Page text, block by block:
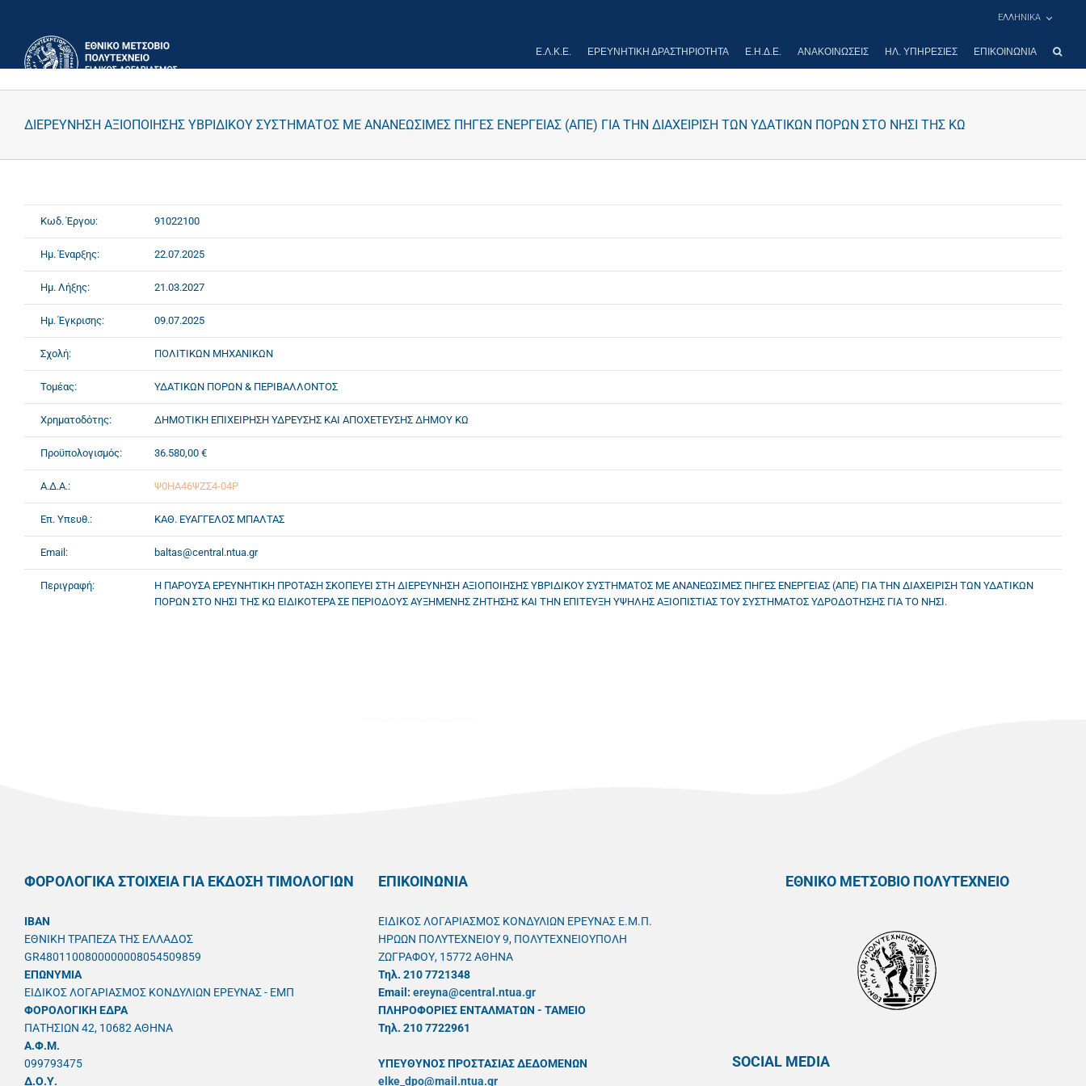
περιεχόμενο
ΕΛΛΗΝΙΚΑ
Ε.Λ.Κ.Ε. ΕΡΕΥΝΗΤΙΚΉ ΔΡΑΣΤΗΡΙΌΤΗΤΑ Ε.Η.Δ.Ε. ΑΝΑΚΟΙΝΏΣΕΙΣ ΗΛ. ΥΠΗΡΕΣΊΕΣ ΕΠΙΚΟΙΝΩΝΊΑ
ΔΙΕΡΕΥΝΗΣΗ ΑΞΙΟΠΟΙΗΣΗΣ ΥΒΡΙΔΙΚΟΥ ΣΥΣΤΗΜΑΤΟΣ ΜΕ ΑΝΑΝΕΩΣΙΜΕΣ ΠΗΓΕΣ ΕΝΕΡΓΕΙΑΣ (ΑΠΕ) ΓΙΑ ΤΗΝ ΔΙΑΧΕΙΡΙΣΗ ΤΩΝ ΥΔΑΤΙΚΩΝ ΠΟΡΩΝ ΣΤΟ ΝΗΣΙ ΤΗΣ ΚΩ
Κωδ. Έργου: 91022100
Ημ. Έναρξης: 22.07.2025
Ημ. Λήξης: 21.03.2027
Ημ. Έγκρισης: 09.07.2025
Σχολή: ΠΟΛΙΤΙΚΩΝ ΜΗΧΑΝΙΚΩΝ
Τομέας: ΥΔΑΤΙΚΩΝ ΠΟΡΩΝ & ΠΕΡΙΒΑΛΛΟΝΤΟΣ
Χρηματοδότης: ΔΗΜΟΤΙΚΗ ΕΠΙΧΕΙΡΗΣΗ ΥΔΡΕΥΣΗΣ ΚΑΙ ΑΠΟΧΕΤΕΥΣΗΣ ΔΗΜΟΥ ΚΩ
Προϋπολογισμός: 36.580,00 €
Α.Δ.Α.: Ψ0ΗΑ46ΨΖΣ4-04Ρ
Επ. Υπευθ.: ΚΑΘ. ΕΥΑΓΓΕΛΟΣ ΜΠΑΛΤΑΣ
Email: baltas@central.ntua.gr
Περιγραφή:
Η ΠΑΡΟΥΣΑ ΕΡΕΥΝΗΤΙΚΗ ΠΡΟΤΑΣΗ ΣΚΟΠΕΥΕΙ ΣΤΗ ΔΙΕΡΕΥΝΗΣΗ ΑΞΙΟΠΟΙΗΣΗΣ ΥΒΡΙΔΙΚΟΥ ΣΥΣΤΗΜΑΤΟΣ ΜΕ ΑΝΑΝΕΩΣΙΜΕΣ ΠΗΓΕΣ ΕΝΕΡΓΕΙΑΣ (ΑΠΕ) ΓΙΑ ΤΗΝ ΔΙΑΧΕΙΡΙΣΗ ΤΩΝ ΥΔΑΤΙΚΩΝ
ΠΟΡΩΝ ΣΤΟ ΝΗΣΙ ΤΗΣ ΚΩ ΕΙΔΙΚΟΤΕΡΑ ΣΕ ΠΕΡΙΟΔΟΥΣ ΑΥΞΗΜΕΝΗΣ ΖΗΤΗΣΗΣ ΚΑΙ ΤΗΝ ΕΠΙΤΕΥΞΗ ΥΨΗΛΗΣ ΑΞΙΟΠΙΣΤΙΑΣ ΤΟΥ ΣΥΣΤΗΜΑΤΟΣ ΥΔΡΟΔΟΤΗΣΗΣ ΓΙΑ ΤΟ ΝΗΣΙ.
ΦΟΡΟΛΟΓΙΚΑ ΣΤΟΙΧΕΙΑ ΓΙΑ ΕΚΔΟΣΗ ΤΙΜΟΛΟΓΙΩΝ
IBAN
ΕΘΝΙΚΗ ΤΡΑΠΕΖΑ ΤΗΣ ΕΛΛΑΔΟΣ
GR4801100800000008054509859
ΕΠΩΝΥΜΙΑ
ΕΙΔΙΚΟΣ ΛΟΓΑΡΙΑΣΜΟΣ ΚΟΝΔΥΛΙΩΝ ΕΡΕΥΝΑΣ - ΕΜΠ
ΦΟΡΟΛΟΓΙΚΗ ΕΔΡΑ
ΠΑΤΗΣΙΩΝ 42, 10682 ΑΘΗΝΑ
A.Φ.Μ.
099793475
Δ.Ο.Υ.
ΕΠΙΚΟΙΝΩΝΙΑ
ΕΙΔΙΚΟΣ ΛΟΓΑΡΙΑΣΜΟΣ ΚΟΝΔΥΛΙΩΝ ΕΡΕΥΝΑΣ Ε.Μ.Π.
ΗΡΩΩΝ ΠΟΛΥΤΕΧΝΕΙΟΥ 9, ΠΟΛΥΤΕΧΝΕΙΟΥΠΟΛΗ
ΖΩΓΡΑΦΟΥ, 15772 ΑΘΗΝΑ
Τηλ. 210 7721348
Email: ereyna@central.ntua.gr
ΠΛΗΡΟΦΟΡΙΕΣ ΕΝΤΑΛΜΑΤΩΝ - ΤΑΜΕΙΟ
Τηλ. 210 7722961
ΥΠΕΥΘYΝΟΣ ΠΡΟΣΤΑΣΙΑΣ ΔΕΔΟΜΕΝΩΝ
elke_dpo@mail.ntua.gr
ΕΘΝΙΚΟ ΜΕΤΣΟΒΙΟ ΠΟΛΥΤΕΧΝΕΙΟ
SOCIAL MEDIA